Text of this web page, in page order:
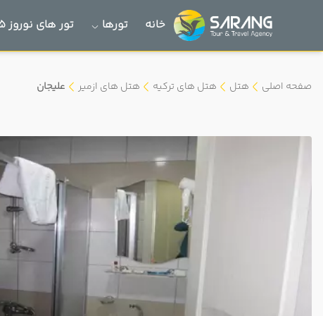
خانه تورها تور های نوروز 1405
صفحه اصلی هتل هتل های ترکیه هتل های ازمیر علیجان